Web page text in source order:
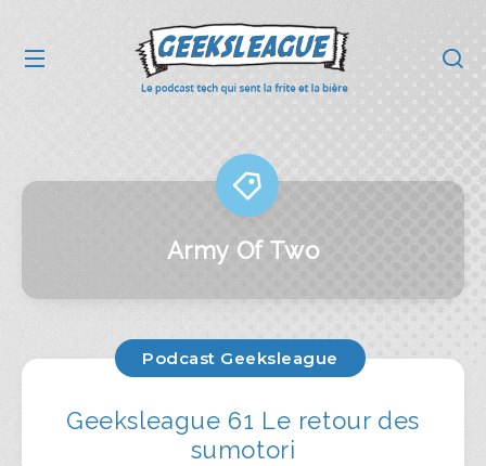
Army Of Two
Podcast Geeksleague
Geeksleague 61 Le retour des
sumotori